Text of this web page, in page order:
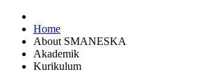
Home
About SMANESKA
Akademik
Kurikulum